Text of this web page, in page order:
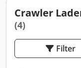
Crawler
(4)
Filter